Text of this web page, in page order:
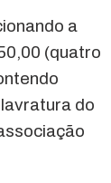
a
(quatro
do